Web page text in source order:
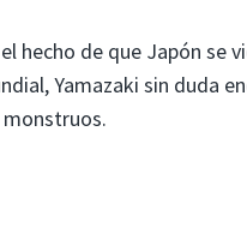
hecho de que Japón
Yamazaki sin duda